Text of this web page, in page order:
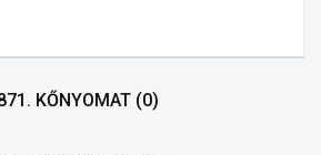
KŐNYOMAT (0)